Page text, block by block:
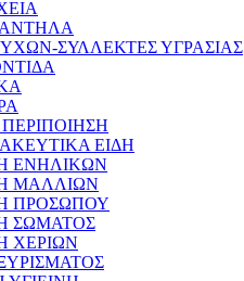
ΣΥΛΛΕΚΤΕΣ ΥΓΡΑΣΙΑΣ
ΕΙΔΗ
ΕΝΗΛΙΚΩΝ
ΜΑΛΛΙΩΝ
ΠΡΟΣΩΠΟΥ
ΣΩΜΑΤΟΣ
ΧΕΡΙΩΝ